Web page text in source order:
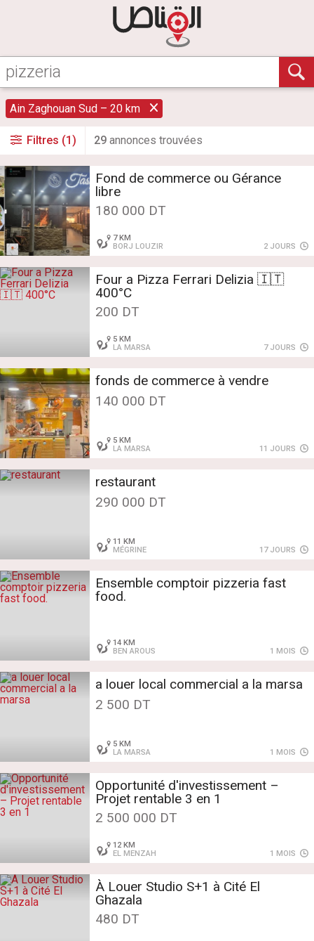
Ain Zaghouan Sud – 20 km
Filtres (1) 29 annonces trouvées
Fond de commerce ou Gérance
libre
180 000 DT
7 KM
BORJ LOUZIR
2 JOURS
Four a Pizza Ferrari Delizia 🇮🇹
400°C
200 DT
5 KM
LA MARSA
7 JOURS
fonds de commerce à vendre
140 000 DT
5 KM
LA MARSA
11 JOURS
restaurant
290 000 DT
11 KM
MÉGRINE
17 JOURS
Ensemble comptoir pizzeria fast
14 KM
BEN AROUS
1 MOIS
a louer local commercial a la marsa
2 500 DT
5 KM
LA MARSA
1 MOIS
Opportunité d'investissement –
Projet rentable 3 en 1
2 500 000 DT
12 KM
EL MENZAH
1 MOIS
À Louer Studio S+1 à Cité El
Ghazala
480 DT